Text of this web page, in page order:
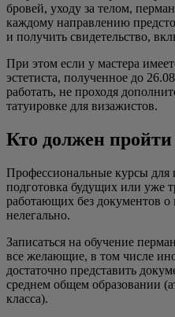
бровей, уходу за телом,
каждому направлению
и получить свидетельство,
При этом если у мастера
эстетиста, полученное до
работать, не проходя
татуировке для визажистов.
Кто должен пройти
Профессиональные курсы для
подготовка будущих или уже
работающих без документов о
нелегально.
Записаться на обучение
все желающие, в том числе
достаточно представить
среднем общем образовании
класса).